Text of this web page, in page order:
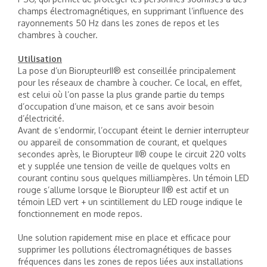
champs électromagnétiques, en supprimant l’influence des
rayonnements 50 Hz dans les zones de repos et les
chambres à coucher.
Utilisation
La pose d’un BiorupteurII® est conseillée principalement
pour les réseaux de chambre à coucher. Ce local, en effet,
est celui où l’on passe la plus grande partie du temps
d’occupation d’une maison, et ce sans avoir besoin
d’électricité.
Avant de s’endormir, l’occupant éteint le dernier interrupteur
ou appareil de consommation de courant, et quelques
secondes après, le Biorupteur II® coupe le circuit 220 volts
et y supplée une tension de veille de quelques volts en
courant continu sous quelques milliampères. Un témoin LED
rouge s’allume lorsque le Biorupteur II® est actif et un
témoin LED vert + un scintillement du LED rouge indique le
fonctionnement en mode repos.
Une solution rapidement mise en place et efficace pour
supprimer les pollutions électromagnétiques de basses
fréquences dans les zones de repos liées aux installations